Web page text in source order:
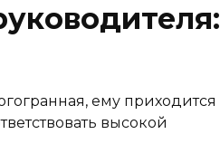
ему приходится
высокой